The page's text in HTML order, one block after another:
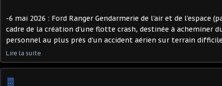
-6 mai 2026 : Ford Ranger Gendarmerie de l'air et de l'espace
cadre de la création d’une flotte crash, destinée à acheminer
personnel au plus près d’un accident aérien sur terrain
Lire la suite
…